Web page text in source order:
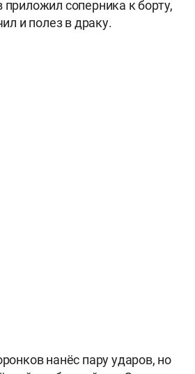
приложил соперника к борту,
и полез в драку.
нанёс пару ударов, но